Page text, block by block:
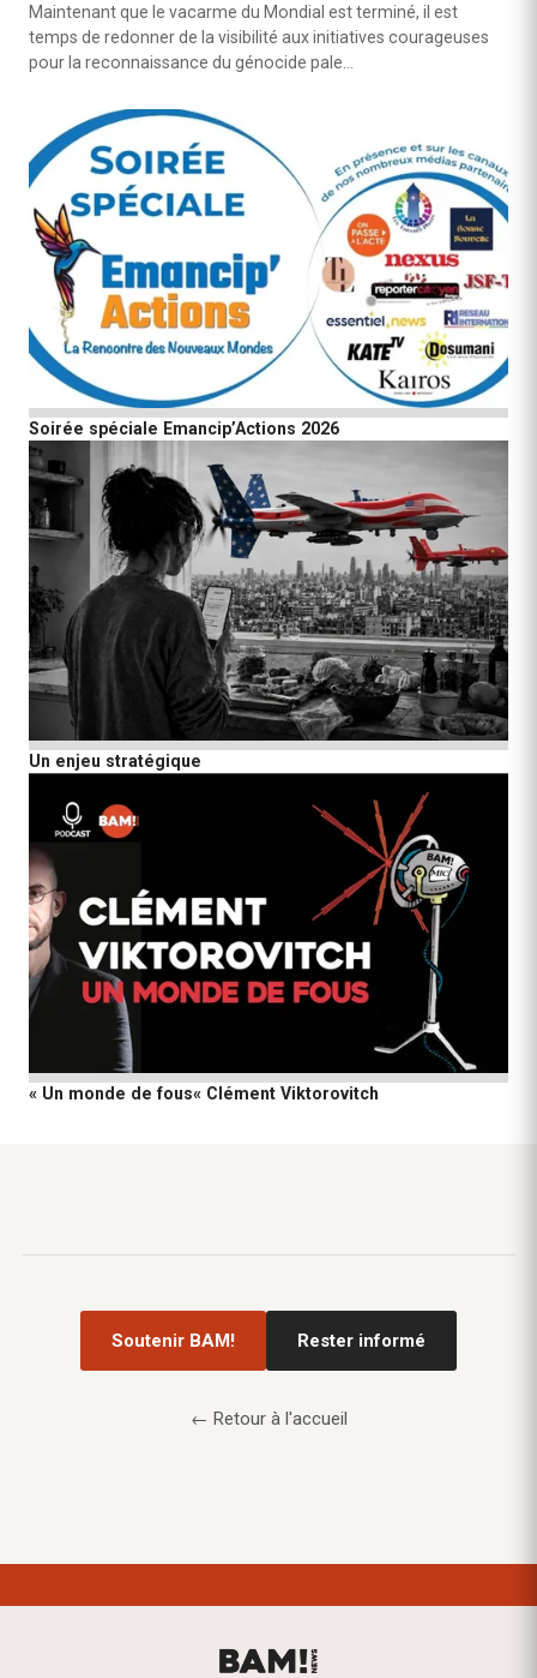
Maintenant que le vacarme du Mondial est terminé, il est
temps de redonner de la visibilité aux initiatives courageuses
pour la reconnaissance du génocide pale…
Soirée spéciale Emancip’Actions 2026
Un enjeu stratégique
« Un monde de fous« Clément Viktorovitch
Soutenir BAM! Rester informé
← Retour à l'accueil